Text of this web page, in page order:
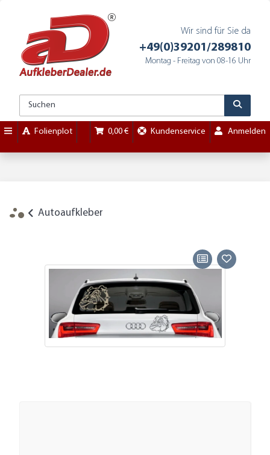
Wir sind für Sie da
+49(0)39201/289810
Montag - Freitag von 08-16 Uhr
Folienplot 0,00 € Kundenservice Anmelden
Autoaufkleber